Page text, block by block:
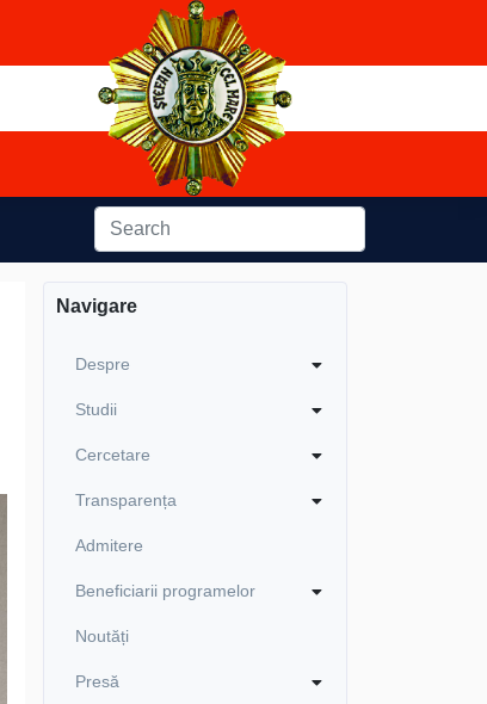
Navigare
Despre
Studii
Cercetare
Transparența
Admitere
Beneficiarii programelor
Noutăți
Presă